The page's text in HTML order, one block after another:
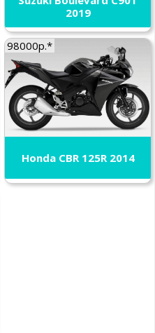
2019
98000р.*
Honda CBR 125R 2014